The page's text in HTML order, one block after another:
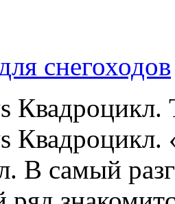
снегоходов
Квадроцикл.
В самый